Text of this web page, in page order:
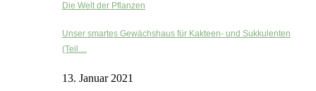
Die Welt der Pflanzen
Unser smartes Gewächshaus für Kakteen- und Sukkulenten
(Teil…
13. Januar 2021